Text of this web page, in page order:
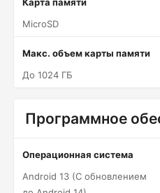
MicroSD
Макс. объем карты памяти
До 1024 ГБ
Программное
Операционная система
Android 13 (С обновлением